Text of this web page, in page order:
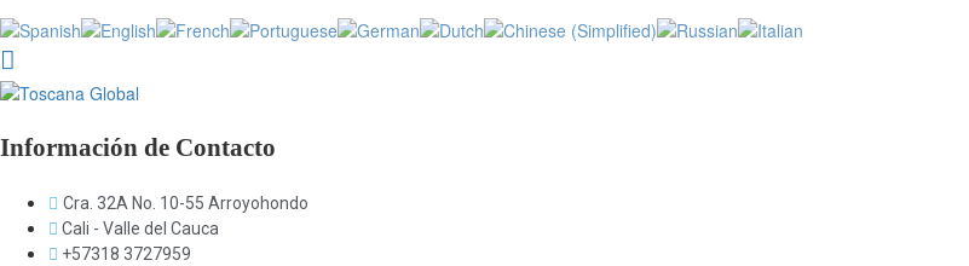
Información de Contacto
Cra. 32A No. 10-55 Arroyohondo
Cali - Valle del Cauca
+57318 3727959